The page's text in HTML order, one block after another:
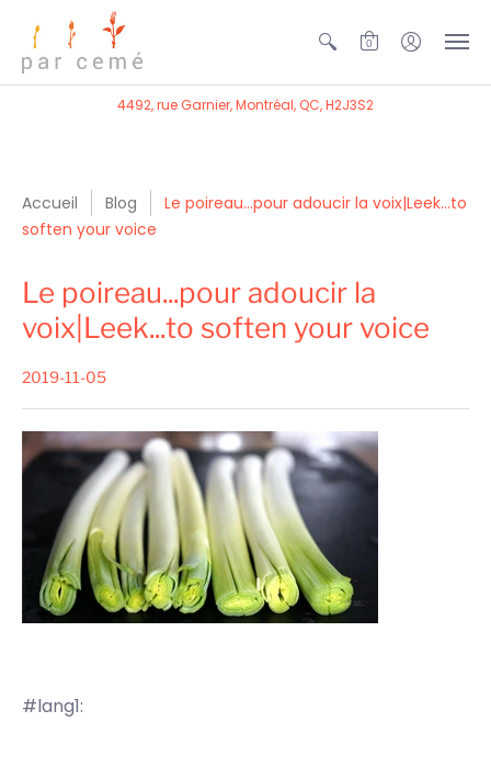
0
4492, rue Garnier, Montréal, QC, H2J3S2
Accueil Blog
Le poireau...pour adoucir la voix|Leek...to
soften your voice
Le poireau...pour adoucir la
voix|Leek...to soften your voice
2019-11-05
#lang1: